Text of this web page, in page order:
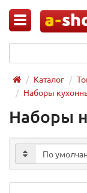
Каталог
Наборы
Наборы